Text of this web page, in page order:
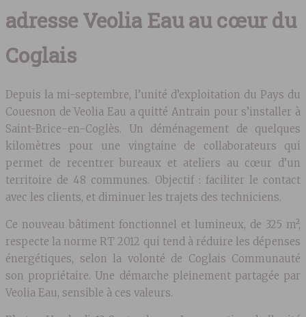
adresse Veolia Eau au cœur du
Coglais
Depuis la mi-septembre, l’unité d’exploitation du Pays du
Couesnon de Veolia Eau a quitté Antrain pour s’installer à
Saint-Brice-en-Coglès. Un déménagement de quelques
kilomètres pour une vingtaine de collaborateurs qui
permet de recentrer bureaux et ateliers au cœur d’un
territoire de 48 communes. Objectif : faciliter le contact
avec les clients, et diminuer les trajets des techniciens.
Ce nouveau bâtiment fonctionnel et lumineux, de 325 m²,
respecte la norme RT 2012 qui tend à réduire les dépenses
énergétiques, selon la volonté de Coglais Communauté
son propriétaire. Une démarche pleinement partagée par
Veolia Eau, sensible à ces valeurs.